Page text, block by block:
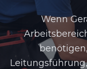
Wenn